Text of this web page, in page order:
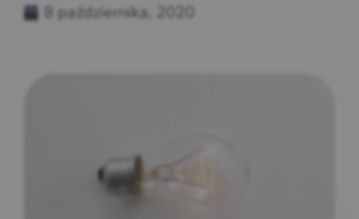
8 października, 2020